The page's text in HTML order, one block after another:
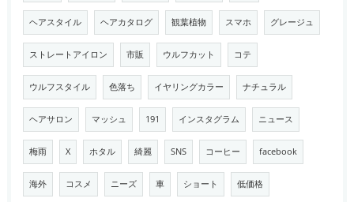
ヘアスタイル ヘアカタログ 観葉植物 スマホ グレージュ
ストレートアイロン 市販 ウルフカット コテ
ウルフスタイル 色落ち イヤリングカラー ナチュラル
ヘアサロン マッシュ 191 インスタグラム ニュース
梅雨 X ホタル 綺麗 SNS コーヒー facebook
海外 コスメ ニーズ 車 ショート 低価格